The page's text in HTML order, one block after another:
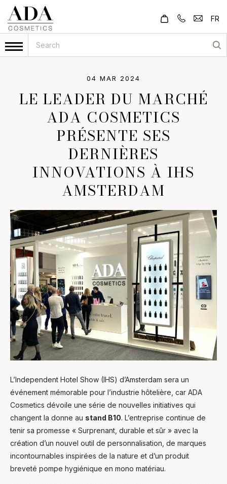
FR
04 MAR 2024
LE LEADER DU MARCHÉ
ADA COSMETICS
PRÉSENTE SES
DERNIÈRES
INNOVATIONS À IHS
AMSTERDAM
L’Independent Hotel Show (IHS) d’Amsterdam sera un
événement mémorable pour l’industrie hôtelière, car ADA
Cosmetics dévoile une série de nouvelles initiatives qui
changent la donne au stand B10. L’entreprise continue de
tenir sa promesse « Surprenant, durable et sûr » avec la
création d’un nouvel outil de personnalisation, de marques
incontournables inspirées de la nature et d’un produit
breveté pompe hygiénique en mono matériau.
Ask Mira Mira